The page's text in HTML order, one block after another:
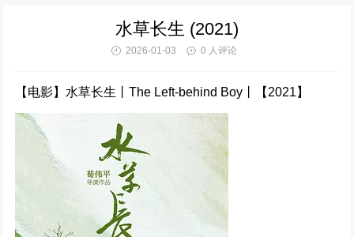
东极岛(2025)
711100次播放
蜜桃成熟时 (1993)
704665次播放
蜜桃成熟时（1993）
632242次播放
绝地追击 (2023)
水草长生 (2021)
2026-01-03 0 人评论
【电影】水草长生丨The Left-behind Boy丨【2021】